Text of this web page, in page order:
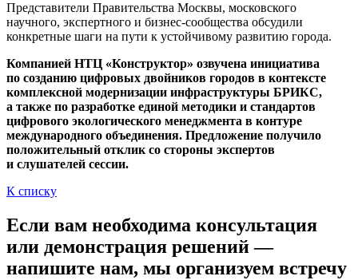
Представители Правительства Москвы, московского
научного, экспертного и бизнес-сообщества обсудили
конкретные шаги на пути к устойчивому развитию города.
Компанией НТЦ «Конструктор» озвучена инициатива
по созданию цифровых двойников городов в контексте
комплексной модернизации инфраструктуры БРИКС,
а также по разработке единой методики и стандартов
цифрового экологического менеджмента в контуре
международного объединения. Предложение получило
положительный отклик со стороны экспертов
и слушателей сессии.
К списку
Если вам необходима консультация
или демонстрация решений —
напишите нам, мы организуем встречу